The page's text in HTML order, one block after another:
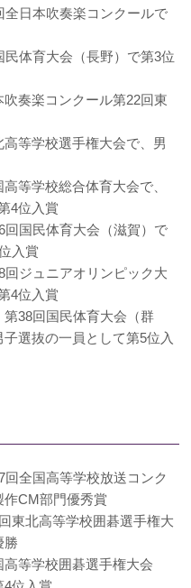
全日本吹奏楽コンクールで
民体育大会（長野）で第3位
奏楽コンクール第22回東
等学校選手権大会で、男
等学校総合体育大会で、
4位入賞
回国民体育大会（滋賀）で
入賞
回ジュニアオリンピック大
4位入賞
38回国民体育大会（群
選抜の一員として第5位入
回全国高等学校放送コンク
作CM部門優秀賞
東北高等学校囲碁選手権大
勝
等学校囲碁選手権大会